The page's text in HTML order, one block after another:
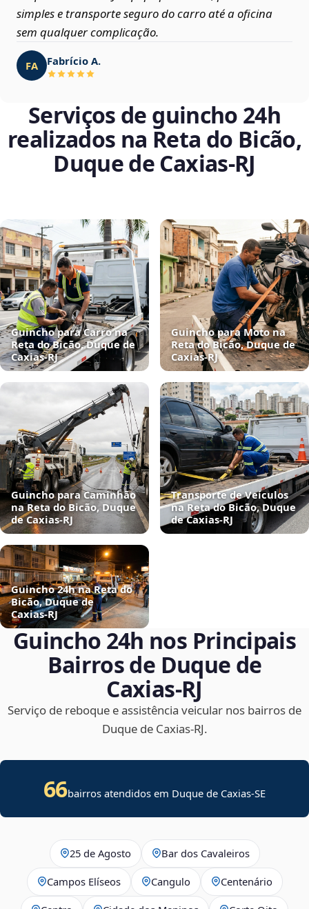
simples e transporte seguro do carro até a oficina
sem qualquer complicação.
FA Fabrício A.
Serviços de guincho 24h
realizados na Reta do Bicão,
Duque de Caxias‑RJ
Guincho para Carro na
Reta do Bicão, Duque de
Caxias‑RJ
Guincho para Moto na
Reta do Bicão, Duque de
Caxias‑RJ
Guincho para Caminhão
na Reta do Bicão, Duque
de Caxias‑RJ
Transporte de Veículos
na Reta do Bicão, Duque
de Caxias‑RJ
Guincho 24h na Reta do
Bicão, Duque de
Caxias‑RJ
Guincho 24h nos Principais
Bairros de Duque de
Caxias‑RJ
Serviço de reboque e assistência veicular nos bairros de
Duque de Caxias‑RJ.
66bairros atendidos em Duque de Caxias-SE
25 de Agosto Bar dos Cavaleiros
Campos Elíseos Cangulo Centenário